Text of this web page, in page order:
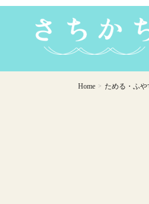
Home > ためる・ふ